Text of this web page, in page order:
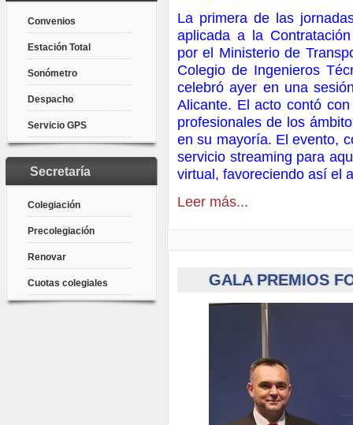
Convenios
Estación Total
Sonómetro
Despacho
Servicio GPS
Secretaría
Colegiación
Precolegiación
Renovar
Cuotas colegiales
La primera de las
aplicada a la
por el Ministerio de
Colegio de Ingenieros
celebró ayer en una
Alicante. El acto contó
profesionales de los
en su mayoría. El evento,
servicio streaming para
virtual, favoreciendo así el
Leer más...
GALA PREMIOS